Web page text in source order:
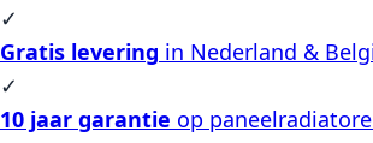
✓
Gratis levering in Nederland &
✓
10 jaar garantie op